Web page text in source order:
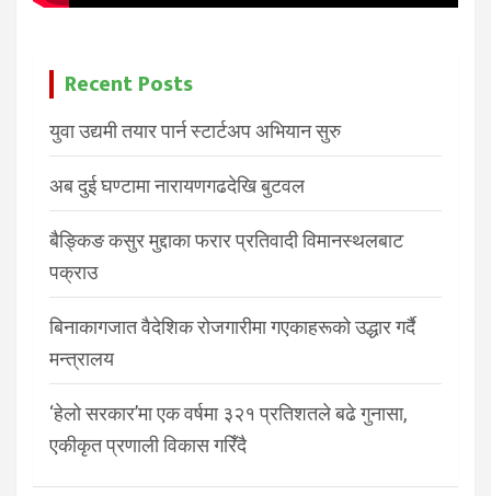
Recent Posts
युवा उद्यमी तयार पार्न स्टार्टअप अभियान सुरु
अब दुई घण्टामा नारायणगढदेखि बुटवल
बैङ्किङ कसुर मुद्दाका फरार प्रतिवादी विमानस्थलबाट
पक्राउ
बिनाकागजात वैदेशिक रोजगारीमा गएकाहरूको उद्धार गर्दै
मन्त्रालय
‘हेलो सरकार’मा एक वर्षमा ३२१ प्रतिशतले बढे गुनासा,
एकीकृत प्रणाली विकास गरिँदै